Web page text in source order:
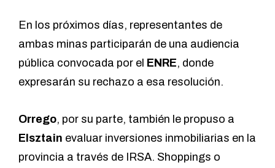
En los próximos días, representantes de
ambas minas participarán de una audiencia
pública convocada por el ENRE, donde
expresarán su rechazo a esa resolución.
Orrego, por su parte, también le propuso a
Elsztain evaluar inversiones inmobiliarias en la
provincia a través de IRSA. Shoppings o